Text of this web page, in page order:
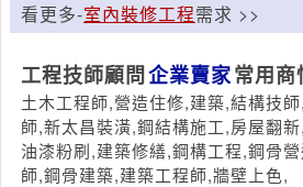
看更多-室內裝修工程需求 >>
工程技師顧問企業賣家常用商
土木工程師,營造住修,建築,結構技
師,新太昌裝潢,鋼結構施工,房屋翻
油漆粉刷,建築修繕,鋼構工程,鋼骨
師,鋼骨建築,建築工程師,牆壁上色,